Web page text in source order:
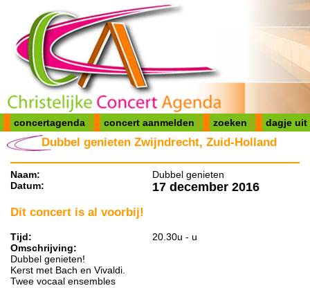
concertagenda concert aanmelden zoeken dagje uit
Dubbel genieten Zwijndrecht, Zuid-Holland
Naam:
Dubbel genieten
Datum:
17 december 2016
Dit concert is al voorbij!
Tijd:
20.30u - u
Omschrijving:
Dubbel genieten!
Kerst met Bach en Vivaldi.
Twee vocaal ensembles